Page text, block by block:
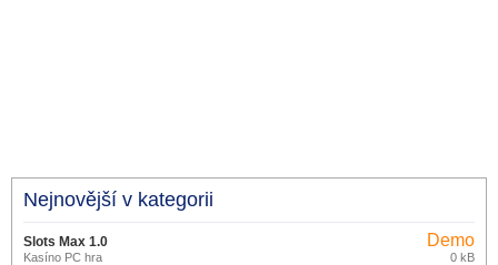
Nejnovější v kategorii
Slots Max 1.0
Kasíno PC hra
Demo
0 kB